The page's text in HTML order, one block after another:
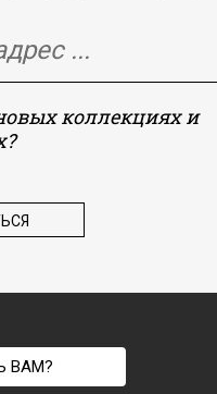
коллекциях и
ВАМ?